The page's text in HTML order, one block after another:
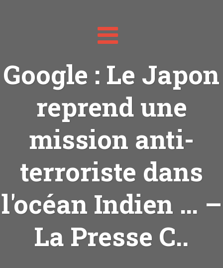
Toggle
navigation
Google : Le Japon
reprend une
mission anti-
terroriste dans
l'océan Indien … –
La Presse C..